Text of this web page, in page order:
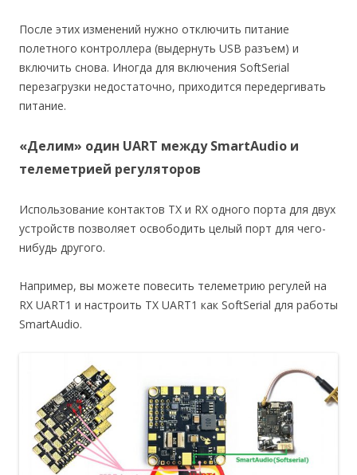
После этих изменений нужно отключить питание
полетного контроллера (выдернуть USB разъем) и
включить снова. Иногда для включения SoftSerial
перезагрузки недостаточно, приходится передергивать
питание.
«Делим» один UART между SmartAudio и
телеметрией регуляторов
Использование контактов TX и RX одного порта для двух
устройств позволяет освободить целый порт для чего-
нибудь другого.
Например, вы можете повесить телеметрию регулей на
RX UART1 и настроить TX UART1 как SoftSerial для работы
SmartAudio.